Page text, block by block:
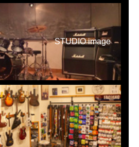
STUDIO image